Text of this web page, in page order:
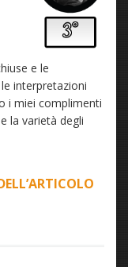
e le
interpretazioni
i miei complimenti
la varietà degli